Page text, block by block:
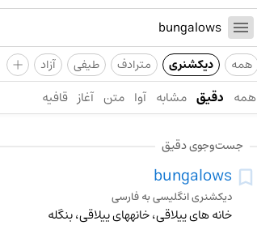
همه دیکشنری مترادف طیفی آزاد +
همه دقیق مشابه آوا متن آغاز قافیه
جست‌وجوی دقیق
bungalows
دیکشنری انگلیسی به فارسی
خانه های ییلاقی، خانههای ییلاقی، بنگله